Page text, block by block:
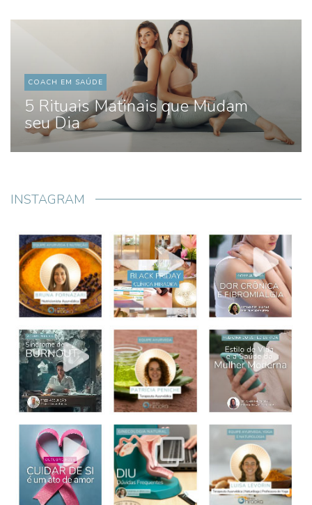
COACH EM SAÚDE
5 Rituais Matinais que Mudam
seu Dia
INSTAGRAM